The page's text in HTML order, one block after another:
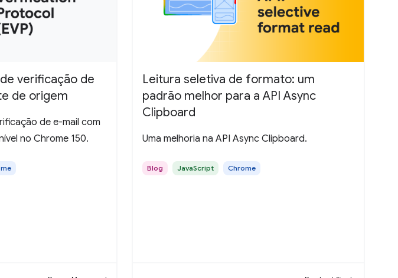
verificação de
de origem
de e-mail com
no Chrome 150.
Leitura seletiva de formato: um
padrão melhor para a API Async
Clipboard
Uma melhoria na API Async Clipboard.
Blog JavaScript Chrome